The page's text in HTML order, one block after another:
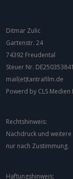
Ditmar Zulic
Gartenstr. 24
74392 Freudental
Steuer Nr. DE250353841
mail(et)tantrafilm.de
Powerd by CLS
Rechtshinweis:
Nachdruck und
nur nach Zustimmung.
Haftungshinweis: